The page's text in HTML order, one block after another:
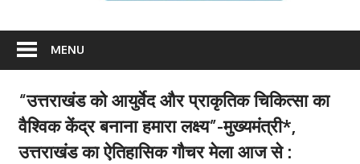
MENU
“उत्तराखंड को आयुर्वेद और प्राकृतिक चिकित्सा का
वैश्विक केंद्र बनाना हमारा लक्ष्य”-मुख्यमंत्री*,
उत्तराखंड का ऐतिहासिक गौचर मेला आज से :